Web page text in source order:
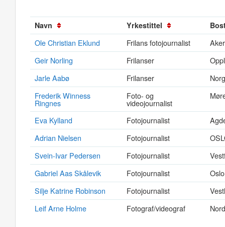
Navn Yrkestittel
Ole Christian Eklund Frilans fotojournalist
Geir Norling
Frilanser
Jarle Aabø
Frilanser
Frederik Winness
Ringnes
Foto- og
videojournalist
Eva Kylland Fotojournalist
Adrian Nielsen
Fotojournalist
Svein-Ivar Pedersen
Fotojournalist
Gabriel Aas Skålevik
Fotojournalist
Oslo
Silje Katrine Robinson
Fotojournalist
Leif Arne Holme
Fotograf/videograf